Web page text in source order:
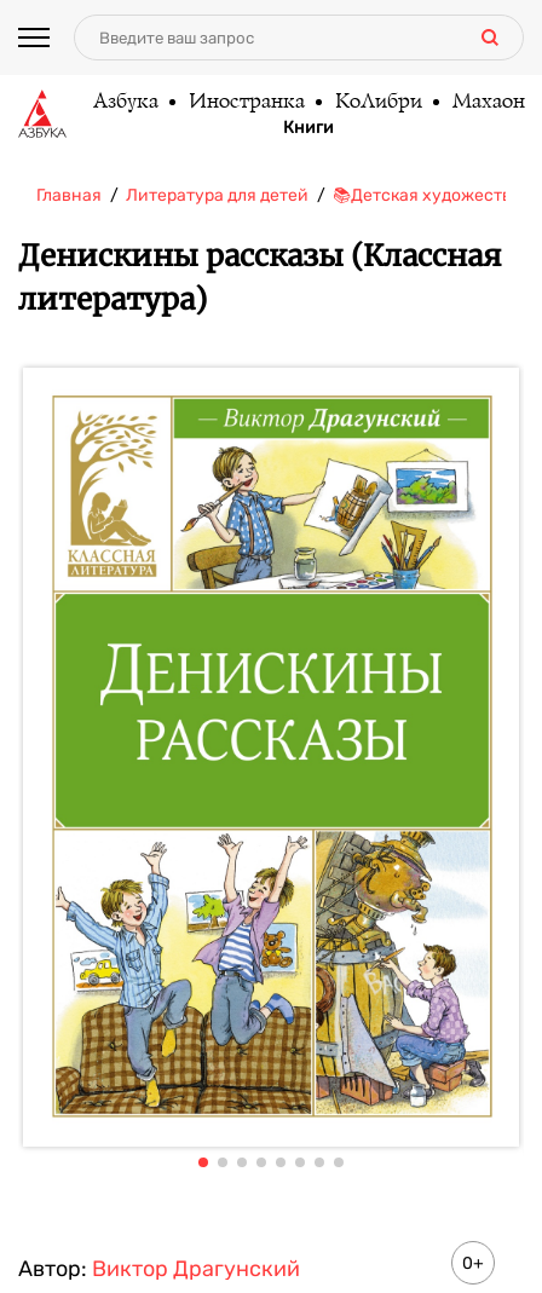
Азбука Иностранка КоЛибри Махаон
Книги
Главная Литература для детей 📚Детская
Денискины рассказы (Классная
литература)
Автор: Виктор Драгунский
0+